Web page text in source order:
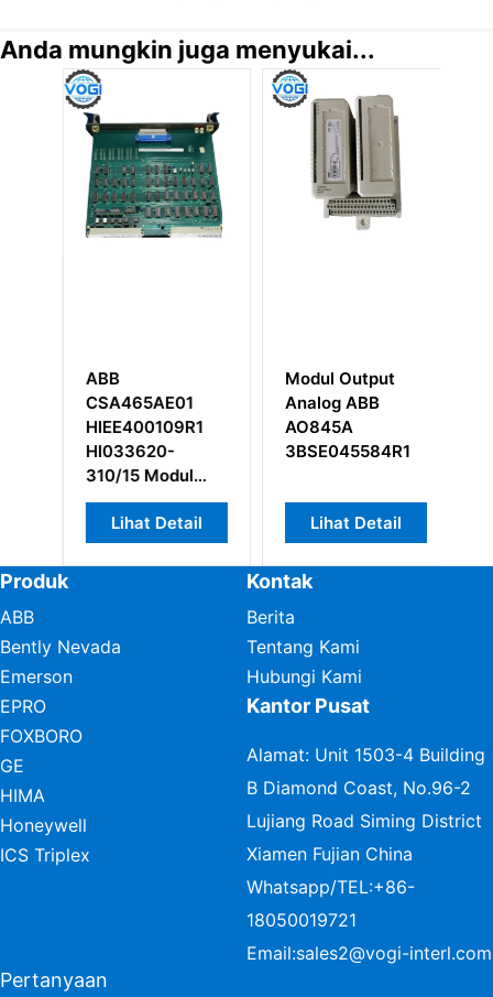
Anda mungkin juga menyukai...
ABB
CSA465AE01
HIEE400109R1
HI033620-
310/15 Modul
Monitoring
DigitalLihat Detail
Modul Output
Analog ABB
AO845A
3BSE045584R1
Lihat Detail
Produk
ABB
Bently Nevada
Emerson
EPRO
FOXBORO
GE
HIMA
Honeywell
ICS Triplex
Kontak
Berita
Tentang Kami
Hubungi Kami
Kantor Pusat
Alamat: Unit 1503-4 Building
B Diamond Coast, No.96-2
Lujiang Road Siming District
Xiamen Fujian China
Whatsapp/TEL:+86-
18050019721
Email:sales2@vogi-interl.com
Pertanyaan